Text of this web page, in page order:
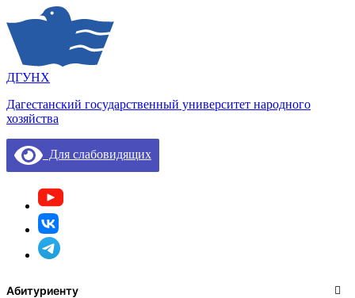
ДГУНХ
Дагестанский государственный университет народного
хозяйства
Для слабовидящих
Абитуриенту